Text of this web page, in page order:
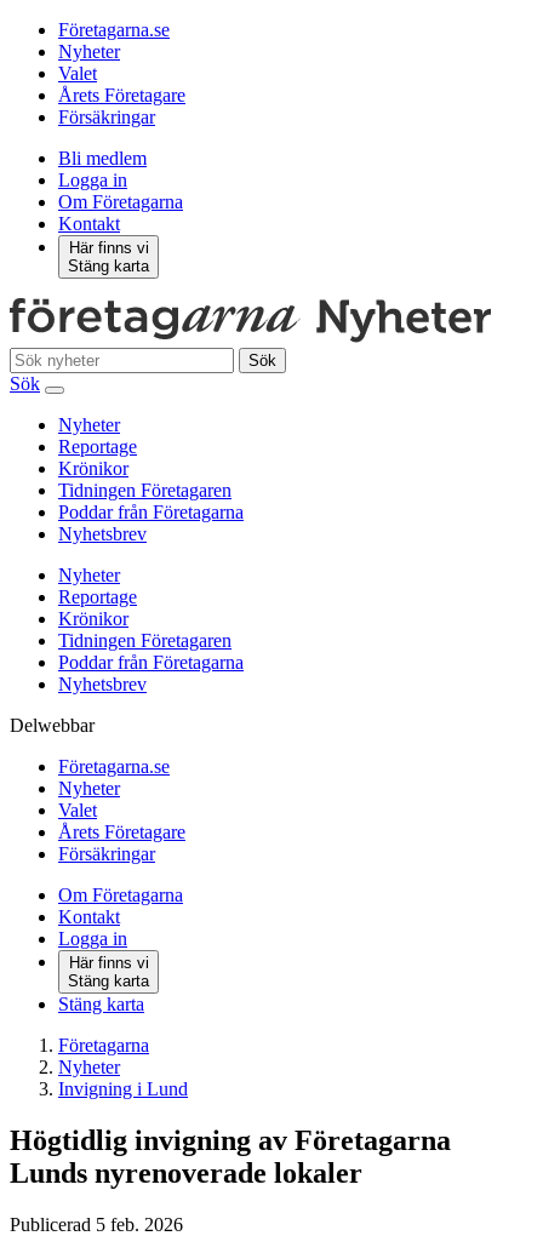
Företagarna.se
Nyheter
Valet
Årets Företagare
Försäkringar
Bli medlem
Logga in
Om Företagarna
Kontakt
Här finns vi
Stäng karta
Sök
Sök
Nyheter
Reportage
Krönikor
Tidningen Företagaren
Poddar från Företagarna
Nyhetsbrev
Nyheter
Reportage
Krönikor
Tidningen Företagaren
Poddar från Företagarna
Nyhetsbrev
Delwebbar
Företagarna.se
Nyheter
Valet
Årets Företagare
Försäkringar
Om Företagarna
Kontakt
Logga in
Här finns vi
Stäng karta
Stäng karta
Företagarna
Nyheter
Invigning i Lund
Högtidlig invigning av Företagarna
Lunds nyrenoverade lokaler
Publicerad 5 feb. 2026